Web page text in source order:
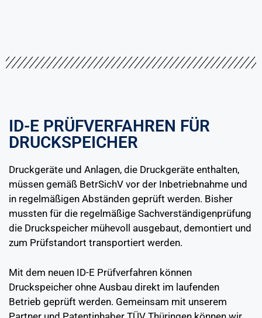
ID-E PRÜFVERFAHREN FÜR
DRUCKSPEICHER
Druckgeräte und Anlagen, die Druckgeräte enthalten,
müssen gemäß BetrSichV vor der Inbetriebnahme und
in regelmäßigen Abständen geprüft werden. Bisher
mussten für die regelmäßige Sachverständigenprüfung
die Druckspeicher mühevoll ausgebaut, demontiert und
zum Prüfstandort transportiert werden.
Mit dem neuen ID-E Prüfverfahren können
Druckspeicher ohne Ausbau direkt im laufenden
Betrieb geprüft werden. Gemeinsam mit unserem